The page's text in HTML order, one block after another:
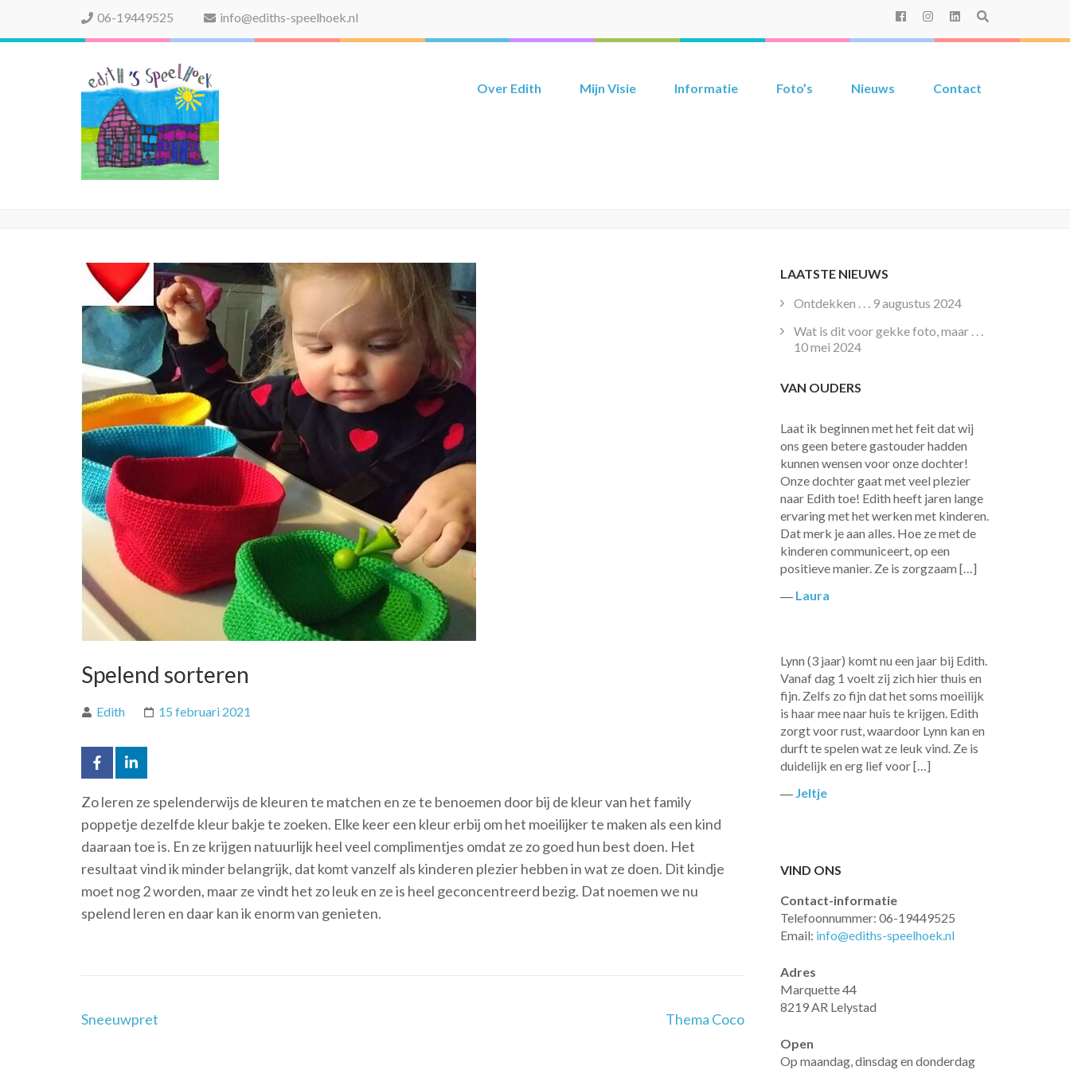
06-19449525 info@ediths-speelhoek.nl
Over Edith Mijn Visie Informatie Foto’s Nieuws Contact
Spelend sorteren
Edith 15 februari 2021
Zo leren ze spelenderwijs de kleuren te matchen en ze te benoemen door bij de kleur van het family
poppetje dezelfde kleur bakje te zoeken. Elke keer een kleur erbij om het moeilijker te maken als een kind
daaraan toe is. En ze krijgen natuurlijk heel veel complimentjes omdat ze zo goed hun best doen. Het
resultaat vind ik minder belangrijk, dat komt vanzelf als kinderen plezier hebben in wat ze doen. Dit kindje
moet nog 2 worden, maar ze vindt het zo leuk en ze is heel geconcentreerd bezig. Dat noemen we nu
spelend leren en daar kan ik enorm van genieten.
Post
Sneeuwpret Thema Coco
LAATSTE NIEUWS
Ontdekken . . . 9 augustus 2024
Wat is dit voor gekke foto, maar . . .
10 mei 2024
VAN OUDERS
Laat ik beginnen met het feit dat wij
ons geen betere gastouder hadden
kunnen wensen voor onze dochter!
Onze dochter gaat met veel plezier
naar Edith toe! Edith heeft jaren lange
ervaring met het werken met kinderen.
Dat merk je aan alles. Hoe ze met de
kinderen communiceert, op een
positieve manier. Ze is zorgzaam […]
― Laura
Lynn (3 jaar) komt nu een jaar bij Edith.
Vanaf dag 1 voelt zij zich hier thuis en
fijn. Zelfs zo fijn dat het soms moeilijk
is haar mee naar huis te krijgen. Edith
zorgt voor rust, waardoor Lynn kan en
durft te spelen wat ze leuk vind. Ze is
duidelijk en erg lief voor […]
― Jeltje
VIND ONS
Contact-informatie
Telefoonnummer: 06-19449525
Email: info@ediths-speelhoek.nl
Adres
Marquette 44
8219 AR Lelystad
Open
Op maandag, dinsdag en donderdag